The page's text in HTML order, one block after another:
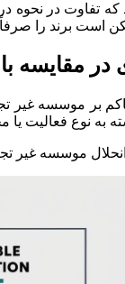
که تفاوت در
است برند را
مقایسه
بر موسسه
به نوع فعالیت
موسسه غیر